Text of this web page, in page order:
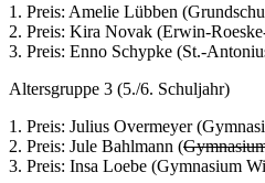
1. Preis: Amelie Lübben
2. Preis: Kira Novak (Erwin-
3. Preis: Enno Schypke (St.-
Altersgruppe 3 (5./6. Schuljahr)
1. Preis: Julius Overmeyer
2. Preis: Jule Bahlmann (
3. Preis: Insa Loebe (Gymnasium